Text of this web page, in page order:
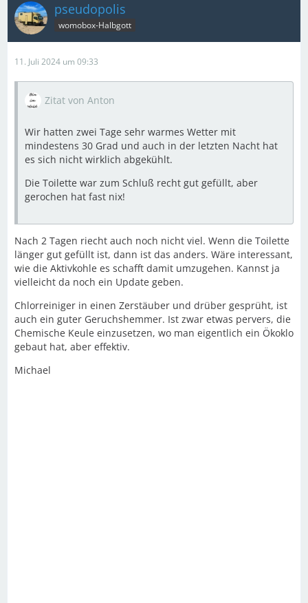
pseudopolis
womobox-Halbgott
11. Juli 2024 um 09:33
Zitat von Anton
Wir hatten zwei Tage sehr warmes Wetter mit
mindestens 30 Grad und auch in der letzten Nacht hat
es sich nicht wirklich abgekühlt.
Die Toilette war zum Schluß recht gut gefüllt, aber
gerochen hat fast nix!
Nach 2 Tagen riecht auch noch nicht viel. Wenn die Toilette
länger gut gefüllt ist, dann ist das anders. Wäre interessant,
wie die Aktivkohle es schafft damit umzugehen. Kannst ja
vielleicht da noch ein Update geben.
Chlorreiniger in einen Zerstäuber und drüber gesprüht, ist
auch ein guter Geruchshemmer. Ist zwar etwas pervers, die
Chemische Keule einzusetzen, wo man eigentlich ein Ökoklo
gebaut hat, aber effektiv.
Michael